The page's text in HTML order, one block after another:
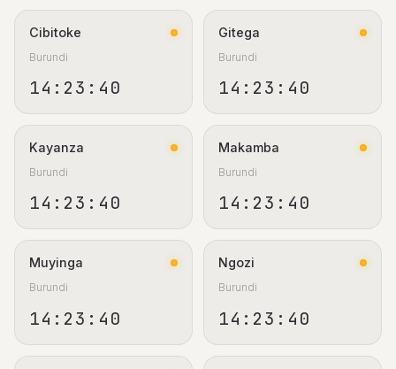
Cibitoke
Burundi
14:23:40
Gitega
Burundi
14:23:40
Kayanza
Burundi
14:23:40
Makamba
Burundi
14:23:40
Muyinga
Burundi
14:23:40
Ngozi
Burundi
14:23:40